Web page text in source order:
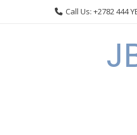
Call Us: +2782 444